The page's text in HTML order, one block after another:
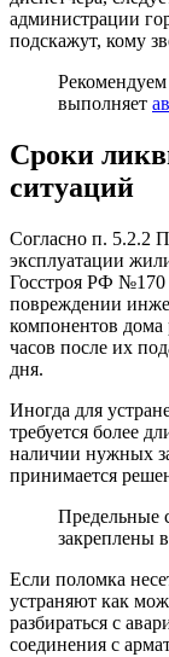
администрации
подскажут, кому
выполняет
Сроки
ситуаций
Согласно п. 5.2.2
эксплуатации
Госстроя РФ №170
повреждении
компонентов дома
часов после их
дня.
Иногда для
требуется более
наличии нужных
принимается
Предельные
Если поломка
устраняют как
разбираться с
соединения с